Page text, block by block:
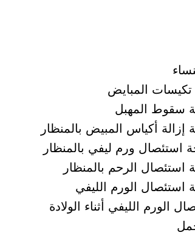
تكيسات المبايض
سقوط المهبل
إزالة أكياس المبيض بالمنظار
استئصال ورم ليفي بالمنظار
استئصال الرحم بالمنظار
استئصال الورم الليفي
الورم الليفي أثناء الولادة